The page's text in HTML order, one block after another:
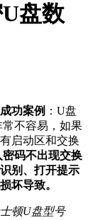
盘数
功案例 ：U盘
不容易，如果
启动区和交换
码不出现交换
别、打开提示
坏导致。
顿U盘型号